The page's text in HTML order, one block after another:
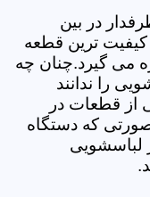
در بین
کیفیت ترین قطعه
می گیرد.چنان چه
را ندانند
از قطعات در
که دستگاه
لباسشویی